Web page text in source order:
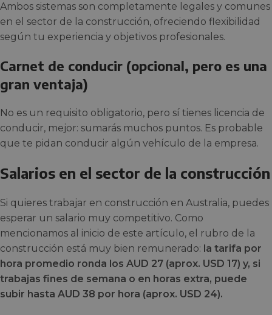
Ambos sistemas son completamente legales y comunes
en el sector de la construcción, ofreciendo flexibilidad
según tu experiencia y objetivos profesionales.
Carnet de conducir (opcional, pero es una
gran ventaja)
No es un requisito obligatorio, pero sí tienes licencia de
conducir, mejor: sumarás muchos puntos. Es probable
que te pidan conducir algún vehículo de la empresa.
Salarios en el sector de la construcción
Si quieres trabajar en construcción en Australia, puedes
esperar un salario muy competitivo. Como
mencionamos al inicio de este artículo, el rubro de la
construcción está muy bien remunerado: la tarifa por
hora promedio ronda los AUD 27 (aprox. USD 17) y, si
trabajas fines de semana o en horas extra, puede
subir hasta AUD 38 por hora (aprox. USD 24).